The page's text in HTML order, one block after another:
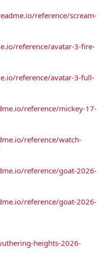
reference/scream-
reference/avatar-3-fire-
reference/avatar-3-full-
reference/mickey-17-
reference/watch-
reference/goat-2026-
reference/goat-2026-
heights-2026-